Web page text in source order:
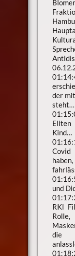
der
steht…
Eliten
Kind…
und
RKI
die